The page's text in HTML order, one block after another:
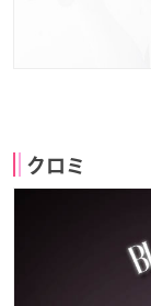
クロミ